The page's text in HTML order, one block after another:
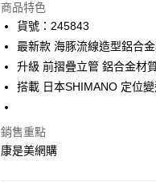
數位禮券
LINE Pay
Apple Pay
街口支付
悠遊付
商品特色
貨號：245843
最新款 海豚流線造型鋁合
升級 前摺疊立管 鋁合金材
搭載 日本SHIMANO 定位
銷售重點
康是美網購